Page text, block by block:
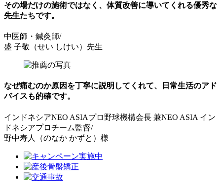
その場だけの施術ではなく、 体質改善に導いてくれる優秀な
先生たちです。
中医師・鍼灸師/
盛 子敬（せい しけい）先生
なぜ痛むのか原因を丁寧に説明してくれて、
日常生活のアド
バイスも的確です。
インドネシアNEO ASIAプロ野球機構会長 兼NEO ASIA イン
ドネシアプロチーム監督/
野中寿人（のなか かずと）様